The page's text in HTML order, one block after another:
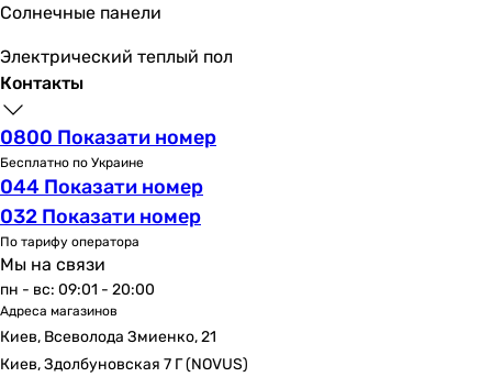
3-5 м²
3-5 м²
3-5 м²
3-5 м²
3-5 м²
Рекомендуемая площадь для дополнительного
3-6 м²
3-6 м²
3-6 м²
3-6 м²
3-6 м²
3-6 м²
3-6 м²
3-6 м²
Солнечные панели
Электрический теплый пол
Контакты
0800 Показати номер
Бесплатно по Украине
044 Показати номер
032 Показати номер
По тарифу оператора
Мы на связи
пн - вс: 09:01 - 20:00
Адреса магазинов
Киев, Всеволода Змиенко, 21
Киев, Здолбуновская 7 Г (NOVUS)